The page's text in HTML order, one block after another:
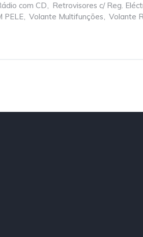
com CD, Retrovisores c/ Reg.
PELE, Volante Multifunções, Volante